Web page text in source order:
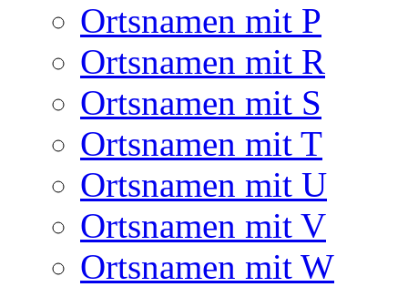
Ortsnamen mit P
Ortsnamen mit R
Ortsnamen mit S
Ortsnamen mit T
Ortsnamen mit U
Ortsnamen mit V
Ortsnamen mit W